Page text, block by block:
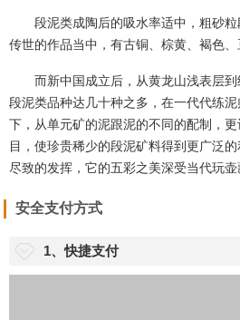
段泥类成陶后的吸水率适中，粗砂
传世的作品当中，有古铜、棕黄、褐色、
而新中国成立后，从黄龙山浅表层
段泥类品种达几十种之多，在一代代练
下，从单元矿的泥跟泥的不同的配制，
目，使珍贵稀少的段泥矿料得到更广泛
尽致的发挥，它的五彩之美深受当代玩壶
安全支付方式
1、快捷支付